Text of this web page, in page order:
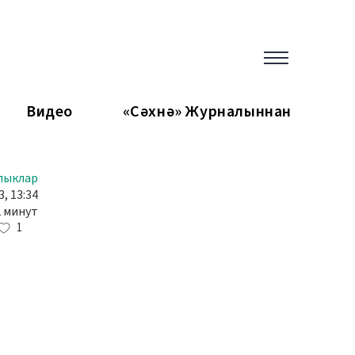
Видео «Сәхнә» Журналыннан
13:34
минут
1